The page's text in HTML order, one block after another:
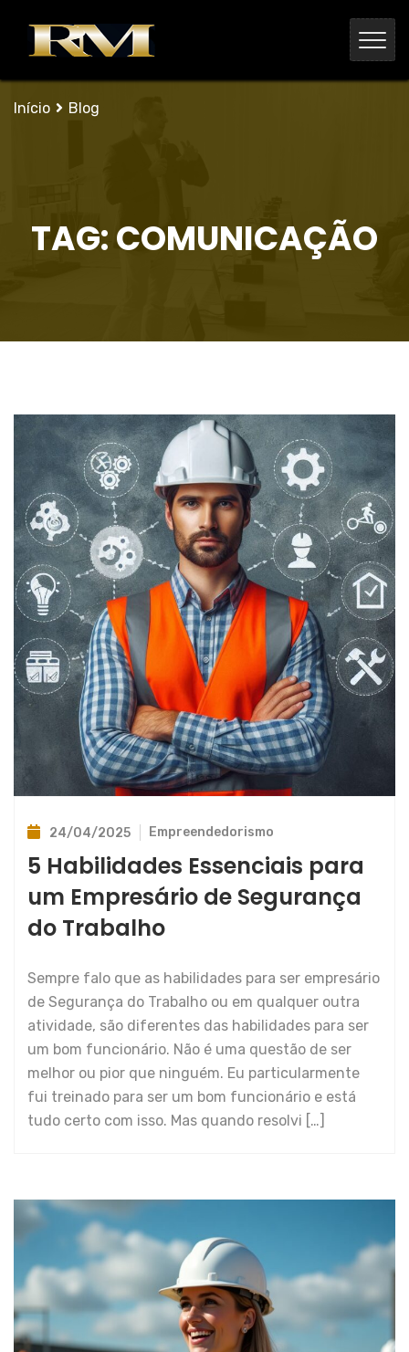
Início Blog
TAG:COMUNICAÇÃO
24/04/2025 Empreendedorismo
5 Habilidades Essenciais para
um Empresário de Segurança
do Trabalho
Sempre falo que as habilidades para ser empresário
de Segurança do Trabalho ou em qualquer outra
atividade, são diferentes das habilidades para ser
um bom funcionário. Não é uma questão de ser
melhor ou pior que ninguém. Eu particularmente
fui treinado para ser um bom funcionário e está
tudo certo com isso. Mas quando resolvi […]